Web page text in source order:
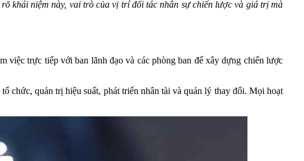
khái niệm này, vai trò của vị trí đối tác nhân sự chiến lược và giá trị mà
việc trực tiếp với ban lãnh đạo và các phòng ban để xây dựng chiến lược
chức, quản trị hiệu suất, phát triển nhân tài và quản lý thay đổi. Mọi hoạt